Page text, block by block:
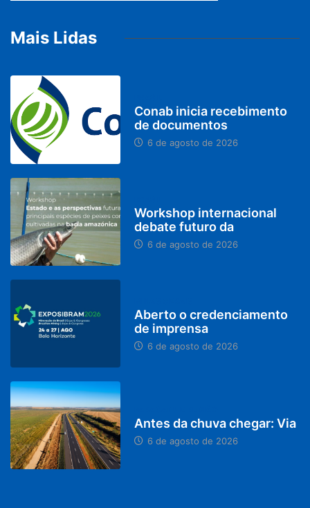
Mais Lidas
Conab inicia recebimento
de documentos
6 de agosto de 2026
Workshop internacional
debate futuro da
6 de agosto de 2026
Aberto o credenciamento
de imprensa
6 de agosto de 2026
Antes da chuva chegar: Via
6 de agosto de 2026